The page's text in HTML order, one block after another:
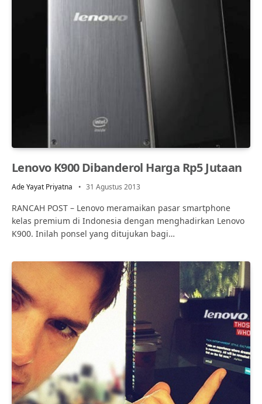
Lenovo K900 Dibanderol Harga Rp5 Jutaan
Ade Yayat Priyatna 31 Agustus 2013
RANCAH POST – Lenovo meramaikan pasar smartphone
kelas premium di Indonesia dengan menghadirkan Lenovo
K900. Inilah ponsel yang ditujukan bagi…